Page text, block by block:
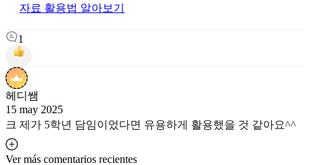
자료 활용법 알아보기
1
헤디쌤
15 may 2025
크 제가 5학년 담임이었다면 유용하게 활용했을 것 같아요^^
Ver más comentarios recientes